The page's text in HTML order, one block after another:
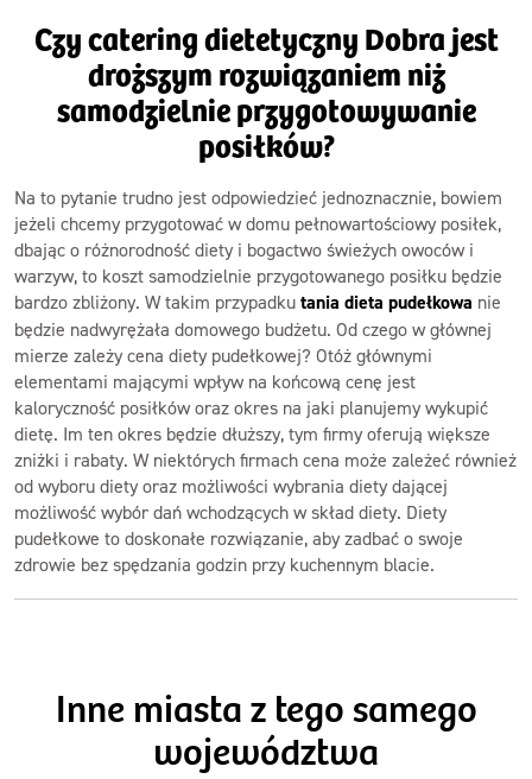
Czy catering dietetyczny Dobra jest
droższym rozwiązaniem niż
samodzielnie przygotowywanie
posiłków?
Na to pytanie trudno jest odpowiedzieć jednoznacznie, bowiem
jeżeli chcemy przygotować w domu pełnowartościowy posiłek,
dbając o różnorodność diety i bogactwo świeżych owoców i
warzyw, to koszt samodzielnie przygotowanego posiłku będzie
bardzo zbliżony. W takim przypadku tania dieta pudełkowa nie
będzie nadwyrężała domowego budżetu. Od czego w głównej
mierze zależy cena diety pudełkowej? Otóż głównymi
elementami mającymi wpływ na końcową cenę jest
kaloryczność posiłków oraz okres na jaki planujemy wykupić
dietę. Im ten okres będzie dłuższy, tym firmy oferują większe
zniżki i rabaty. W niektórych firmach cena może zależeć również
od wyboru diety oraz możliwości wybrania diety dającej
możliwość wybór dań wchodzących w skład diety. Diety
pudełkowe to doskonałe rozwiązanie, aby zadbać o swoje
zdrowie bez spędzania godzin przy kuchennym blacie.
Inne miasta z tego samego
województwa